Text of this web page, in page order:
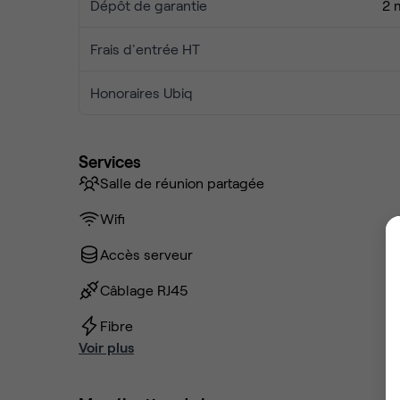
Dépôt de garantie 2
Frais d'entrée HT
Honoraires Ubiq
Services
Salle de réunion partagée
Wifi
Accès serveur
Câblage RJ45
Fibre
Voir plus